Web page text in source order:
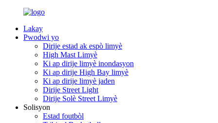
Lakay
Pwodwi yo
Dirije estad ak espò limyè
High Mast Limyè
Ki ap dirije limyè inondasyon
Ki ap dirije High Bay limyè
Ki ap dirije limyè jaden
Dirije Street Light
Dirije Solè Street Limyè
Solisyon
Estad foutbòl